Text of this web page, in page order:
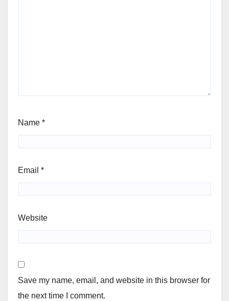
Name *
Email *
Website
Save my name, email, and website in this browser for
the next time I comment.